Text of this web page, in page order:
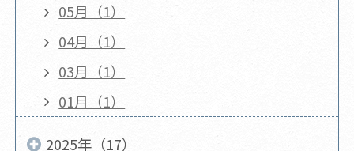
05月（1）
04月（1）
03月（1）
01月（1）
2025年（17）